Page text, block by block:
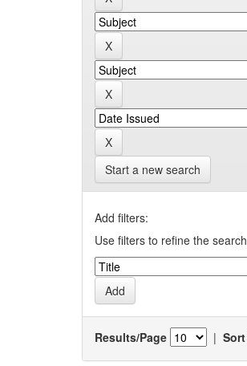
Start a new search
Add filters:
Use filters to refine the
Results/Page |